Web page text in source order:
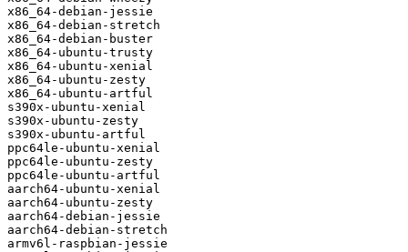
x86_64-debian-jessie
x86_64-debian-stretch
x86_64-debian-buster
x86_64-ubuntu-trusty
x86_64-ubuntu-xenial
x86_64-ubuntu-zesty
x86_64-ubuntu-artful
s390x-ubuntu-xenial
s390x-ubuntu-zesty
s390x-ubuntu-artful
ppc64le-ubuntu-xenial
ppc64le-ubuntu-zesty
ppc64le-ubuntu-artful
aarch64-ubuntu-xenial
aarch64-ubuntu-zesty
aarch64-debian-jessie
aarch64-debian-stretch
armv6l-raspbian-jessie